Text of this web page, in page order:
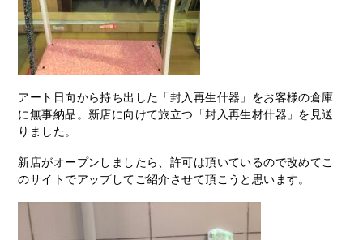
アート日向から持ち出した「封入再生什器」をお客様の倉庫
に無事納品。新店に向けて旅立つ「封入再生材什器」を見送
りました。
新店がオープンしましたら、許可は頂いているので改めてこ
のサイトでアップしてご紹介させて頂こうと思います。